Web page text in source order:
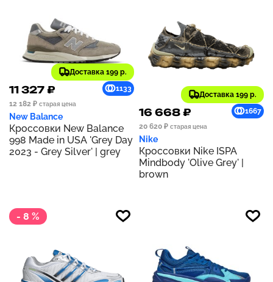
Доставка 199 р.
11 327 ₽
1133
12 182 ₽ старая цена
New Balance
Кроссовки New Balance
998 Made in USA 'Grey Day
2023 - Grey Silver' | grey
Доставка 199 р.
16 668 ₽
1667
20 620 ₽ старая цена
Nike
Кроссовки Nike ISPA
Mindbody 'Olive Grey' |
brown
- 8 %